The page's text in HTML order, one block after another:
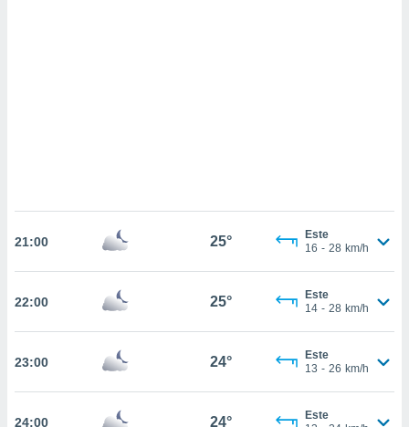
de
En
21:00 25°
Este
16 - 28 km/h
22:00 25°
Este
14 - 28 km/h
23:00 24°
Este
13 - 26 km/h
24:00 24°
Este